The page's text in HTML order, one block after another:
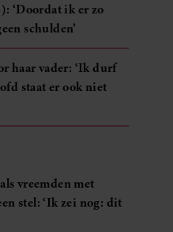
‘Doordat ik er zo
schulden’
haar vader: ‘Ik durf
staat er ook niet
vreemden met
stel: ‘Ik zei nog: dit